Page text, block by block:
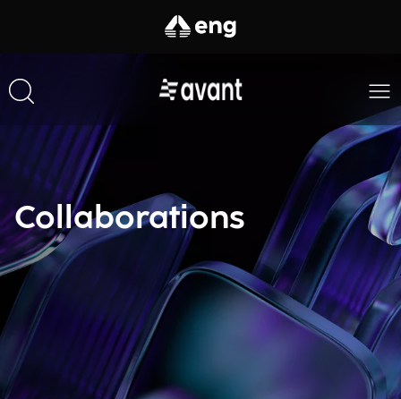
Collaborations